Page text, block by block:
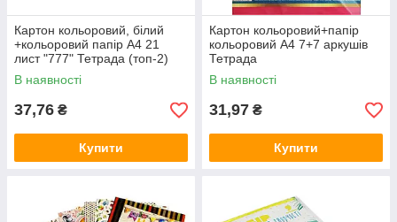
Картон кольоровий, білий
+кольоровий папір А4 21
лист "777" Тетрада (топ-2)
В наявності
37,76 ₴
Купити
Картон кольоровий+папір
кольоровий А4 7+7 аркушів
Тетрада
В наявності
31,97 ₴
Купити